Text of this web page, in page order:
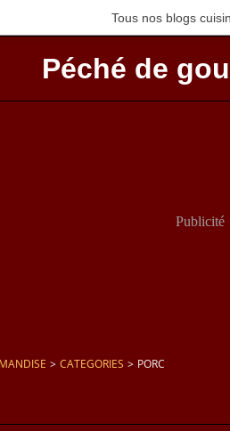
Tous nos blogs
Péché de
Publicité
> CATEGORIES > PORC